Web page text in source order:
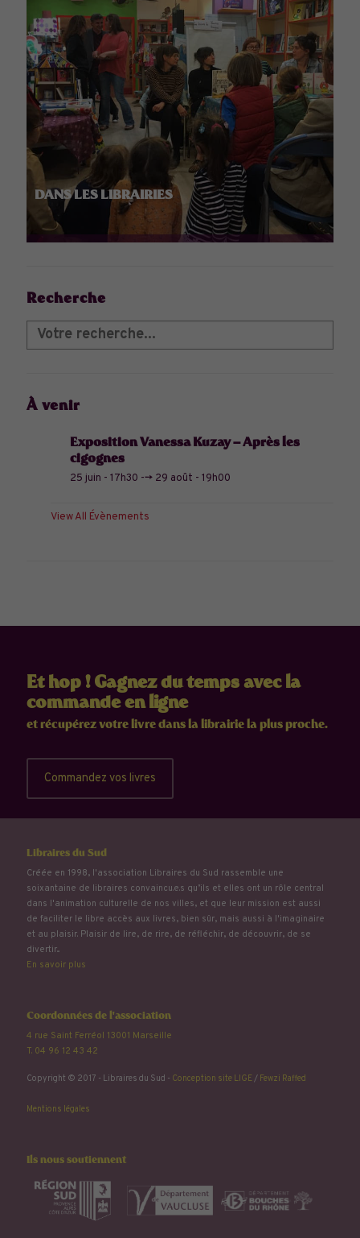
DANS LES LIBRAIRIES
Recherche
À venir
Exposition Vanessa Kuzay – Après les
cigognes
25 juin - 17h30 --> 29 août - 19h00
View All Évènements
Et hop ! Gagnez du temps avec la
commande en ligne
et récupérez votre livre dans la librairie la plus proche.
Commandez vos livres
Libraires du Sud
Créée en 1998, l'association Libraires du Sud rassemble une
soixantaine de libraires convaincu.e.s qu’ils et elles ont un rôle central
dans l'animation culturelle de nos villes, et que leur mission est aussi
de faciliter le libre accès aux livres, bien sûr, mais aussi à l'imaginaire
et au plaisir. Plaisir de lire, de rire, de réfléchir, de découvrir, de se
divertir...
En savoir plus
Coordonnées de l'association
4 rue Saint Ferréol 13001 Marseille
T. 04 96 12 43 42
Copyright © 2017 - Libraires du Sud - Conception site LIGE/ Fewzi Raffed
Mentions légales
Ils nous soutiennent